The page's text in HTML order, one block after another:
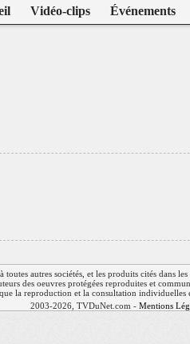
Vidéo-clips Événements
autres sociétés, et les produits cités dans
des oeuvres protégées reproduites et
la reproduction et la consultation individuelles
2003-2026, TVDuNet.com - Mentions